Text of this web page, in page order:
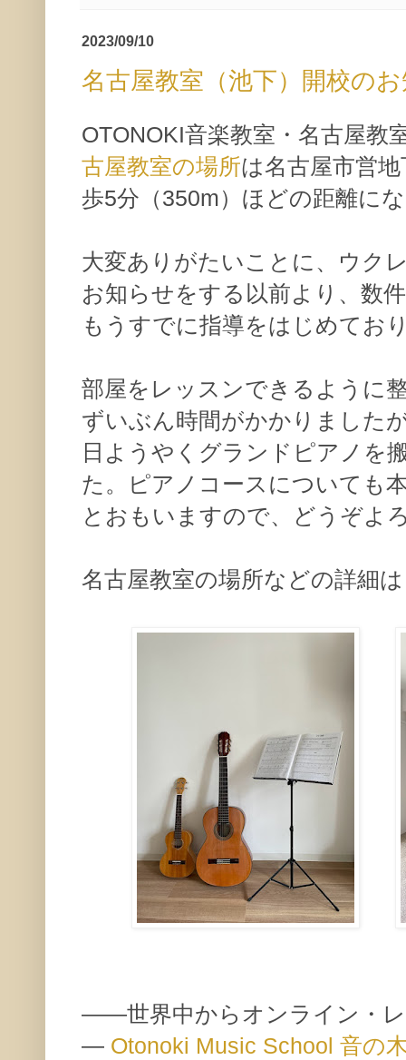
2023/09/10
名古屋教室（池下）開校の
OTONOKI音楽教室・名古屋教
古屋教室の場所は名古屋市営
歩5分（350m）ほどの距離に
大変ありがたいことに、ウク
お知らせをする以前より、数
もうすでに指導をはじめてお
部屋をレッスンできるように
ずいぶん時間がかかりました
日ようやくグランドピアノを
た。ピアノコースについても
とおもいますので、どうぞよ
名古屋教室の場所などの詳細は
——世界中からオンライン・
— Otonoki Music School 音の